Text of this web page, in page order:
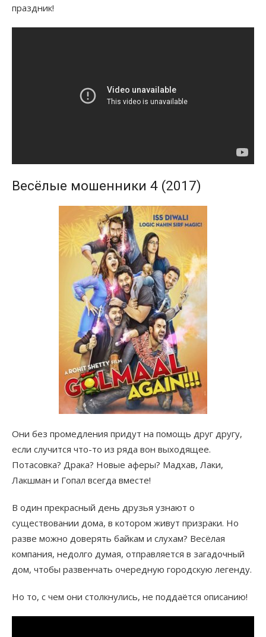
праздник!
Весёлые мошенники 4 (2017)
Они без промедления придут на помощь друг другу,
если случится что-то из ряда вон выходящее.
Потасовка? Драка? Новые аферы? Мадхав, Лаки,
Лакшман и Гопал всегда вместе!
В один прекрасный день друзья узнают о
существовании дома, в котором живут призраки. Но
разве можно доверять байкам и слухам? Весёлая
компания, недолго думая, отправляется в загадочный
дом, чтобы развенчать очередную городскую легенду.
Но то, с чем они столкнулись, не поддаётся описанию!